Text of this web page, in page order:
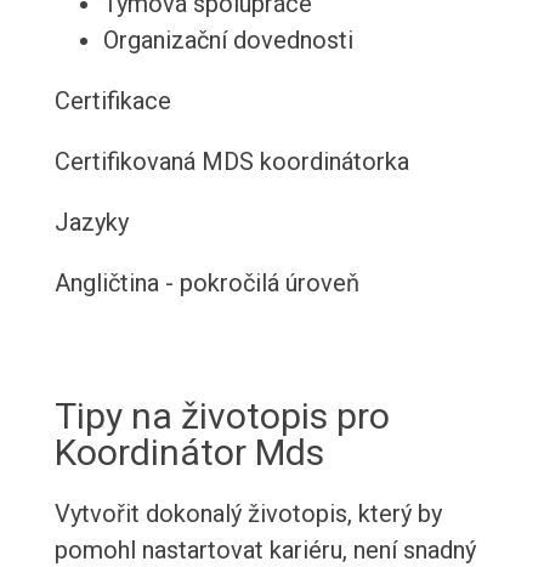
Organizační dovednosti
Certifikace
Certifikovaná MDS koordinátorka
Jazyky
Angličtina - pokročilá úroveň
Tipy na životopis pro
Koordinátor Mds
Vytvořit dokonalý životopis, který by
pomohl nastartovat kariéru, není snadný